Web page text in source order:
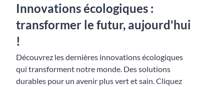
Innovations écologiques :
transformer le futur, aujourd'hui
!
Découvrez les dernières innovations écologiques
qui transforment notre monde. Des solutions
durables pour un avenir plus vert et sain. Cliquez